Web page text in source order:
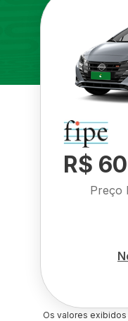
R$
Preço
Os valores